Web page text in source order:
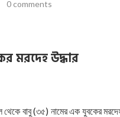
0 comments
মরদেহ উদ্ধার
থেকে বাবু (৩৫) নামের এক যুবকের